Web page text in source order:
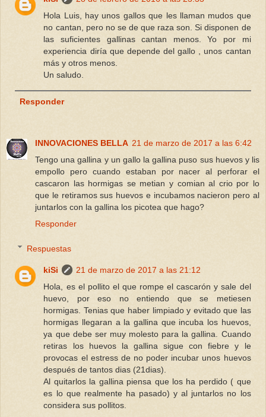
Hola Luis, hay unos gallos que les llaman mudos que
no cantan, pero no se de que raza son. Si disponen de
las suficientes gallinas cantan menos. Yo por mi
experiencia diría que depende del gallo , unos cantan
más y otros menos.
Un saludo.
Responder
INNOVACIONES BELLA 21 de marzo de 2017 a las 6:42
Tengo una gallina y un gallo la gallina puso sus huevos y lis
empollo pero cuando estaban por nacer al perforar el
cascaron las hormigas se metian y comian al crio por lo
que le retiramos sus huevos e incubamos nacieron pero al
juntarlos con la gallina los picotea que hago?
Responder
Respuestas
kiSi
21 de marzo de 2017 a las 21:12
Hola, es el pollito el que rompe el cascarón y sale del
huevo, por eso no entiendo que se metiesen
hormigas. Tenias que haber limpiado y evitado que las
hormigas llegaran a la gallina que incuba los huevos,
ya que debe ser muy molesto para la gallina. Cuando
retiras los huevos la gallina sigue con fiebre y le
provocas el estress de no poder incubar unos huevos
después de tantos dias (21dias).
Al quitarlos la gallina piensa que los ha perdido ( que
es lo que realmente ha pasado) y al juntarlos no los
considera sus pollitos.